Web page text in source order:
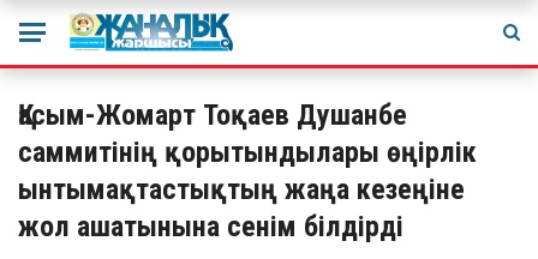
Қасым-Жомарт Тоқаев Душанбе
саммитінің қорытындылары өңірлік
ынтымақтастықтың жаңа кезеңіне
жол ашатынына сенім білдірді